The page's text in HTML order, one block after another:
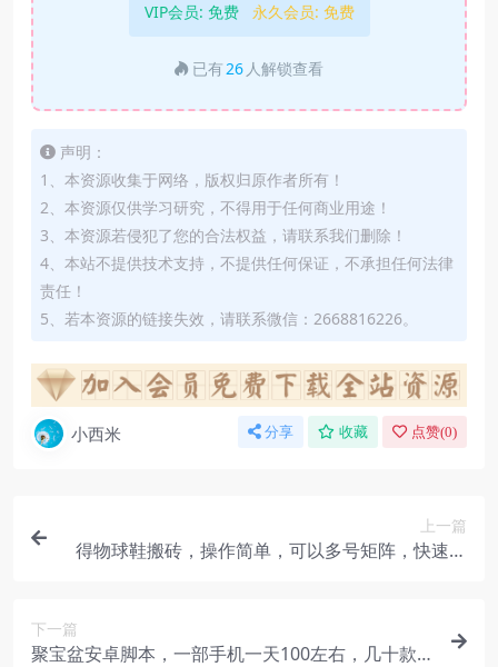
VIP会员: 免费 永久会员: 免费
已有26 人解锁查看
声明：
1、本资源收集于网络，版权归原作者所有！
2、本资源仅供学习研究，不得用于任何商业用途！
3、本资源若侵犯了您的合法权益，请联系我们删除！
4、本站不提供技术支持，不提供任何保证，不承担任何法律
责任！
5、若本资源的链接失效，请联系微信：2668816226。
小西米 分享 收藏 点赞(0)
上一篇
得物球鞋搬砖，操作简单，可以多号矩阵，快速放
下一篇
聚宝盆安卓脚本，一部手机一天100左右，几十款